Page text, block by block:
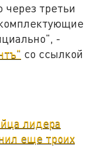
третьи
-
со ссылкой
лидера
еще троих